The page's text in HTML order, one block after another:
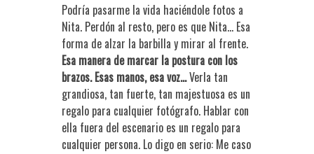
Podría pasarme la vida haciéndole fotos a
Nita. Perdón al resto, pero es que Nita… Esa
forma de alzar la barbilla y mirar al frente.
Esa manera de marcar la postura con los
brazos. Esas manos, esa voz…Verla tan
grandiosa, tan fuerte, tan majestuosa es un
regalo para cualquier fotógrafo. Hablar con
ella fuera del escenario es un regalo para
cualquier persona. Lo digo en serio: Me caso